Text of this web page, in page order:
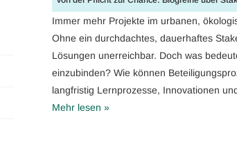
Immer mehr Projekte im urbanen,
Ohne ein durchdachtes, dauerhaftes
Lösungen unerreichbar. Doch was
einzubinden? Wie können
langfristig Lernprozesse, Innovationen
Mehr lesen »